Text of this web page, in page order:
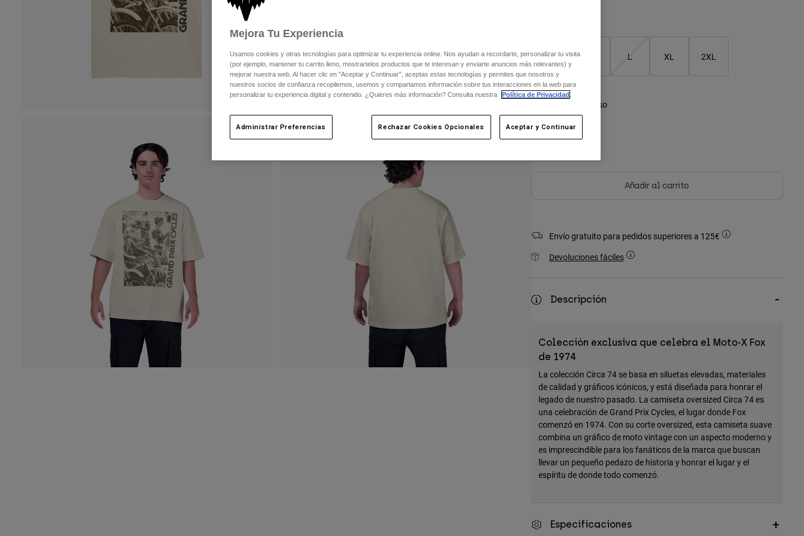
S L XL 2XL
Blanco hueso
seleccionado
Añadir al carrito
Envío gratuito para pedidos superiores a 125€
Devoluciones fáciles
Descripción
Colección exclusiva que celebra el Moto-X Fox
de 1974
La colección Circa 74 se basa en siluetas elevadas, materiales
de calidad y gráficos icónicos, y está diseñada para honrar el
legado de nuestro pasado. La camiseta oversized Circa 74 es
una celebración de Grand Prix Cycles, el lugar donde Fox
comenzó en 1974. Con su corte oversized, esta camiseta suave
combina un gráfico de moto vintage con un aspecto moderno y
es imprescindible para los fanáticos de la marca que buscan
llevar un pequeño pedazo de historia y honrar el lugar y el
espíritu de donde todo comenzó.
Especificaciones
Mejora Tu Experiencia
Usamos cookies y otras tecnologías para optimizar tu experiencia online. Nos ayudan a recordarte, personalizar tu visita
(por ejemplo, mantener tu carrito lleno, mostrartelos productos que te interesan y enviarte anuncios más relevantes) y
mejorar nuestra web. Al hacer clic en "Aceptar y Continuar", aceptas estas tecnologías y permites que nosotros y
nuestros socios de confianza recopilemos, usemos y compartamos información sobre tus interacciones en la web para
personalizar tu experiencia digital y contenido. ¿Quieres más información? Consulta nuestra
Política de Privacidad
Administrar Preferencias Rechazar Cookies Opcionales Aceptar y Continuar